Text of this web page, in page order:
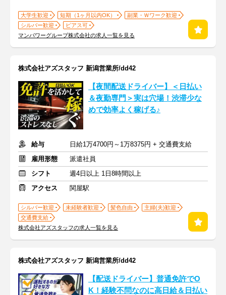
大学生歓迎 短期（1ヶ月以内OK）
副業・Ｗワーク歓迎
シルバー歓迎
ピアス可
マンパワーグループ株式会社の求人一覧を見る
株式会社アズスタッフ 新潟営業所/dd42
【夜間配送ドライバー】＜日払い
＆夜勤専門＞実は穴場！渋滞少な
めで効率よく稼げる♪
給与
日給1万4700円～1万8375円 + 交通費支給
雇用形態
派遣社員
シフト
週4日以上 1日8時間以上
アクセス
関屋駅
シルバー歓迎 未経験者歓迎 髪色自由
主婦(夫)歓迎
交通費支給
株式会社アズスタッフの求人一覧を見る
株式会社アズスタッフ 新潟営業所/dd42
【配送ドライバー】普通免許でO
K！経験不問なのに高日給＆日払い